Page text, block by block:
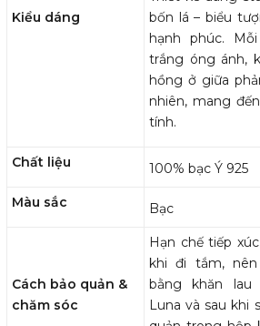
Kiểu dáng
bốn lá – biểu
hạnh phúc.
trắng óng ánh,
hồng ở giữa
nhiên, mang
tính.
Chất liệu 100% bạc Ý 925
Màu sắc Bạc
Cách bảo quản &
chăm sóc
Hạn chế tiếp
khi đi tắm,
bằng khăn lau
Luna và sau khi